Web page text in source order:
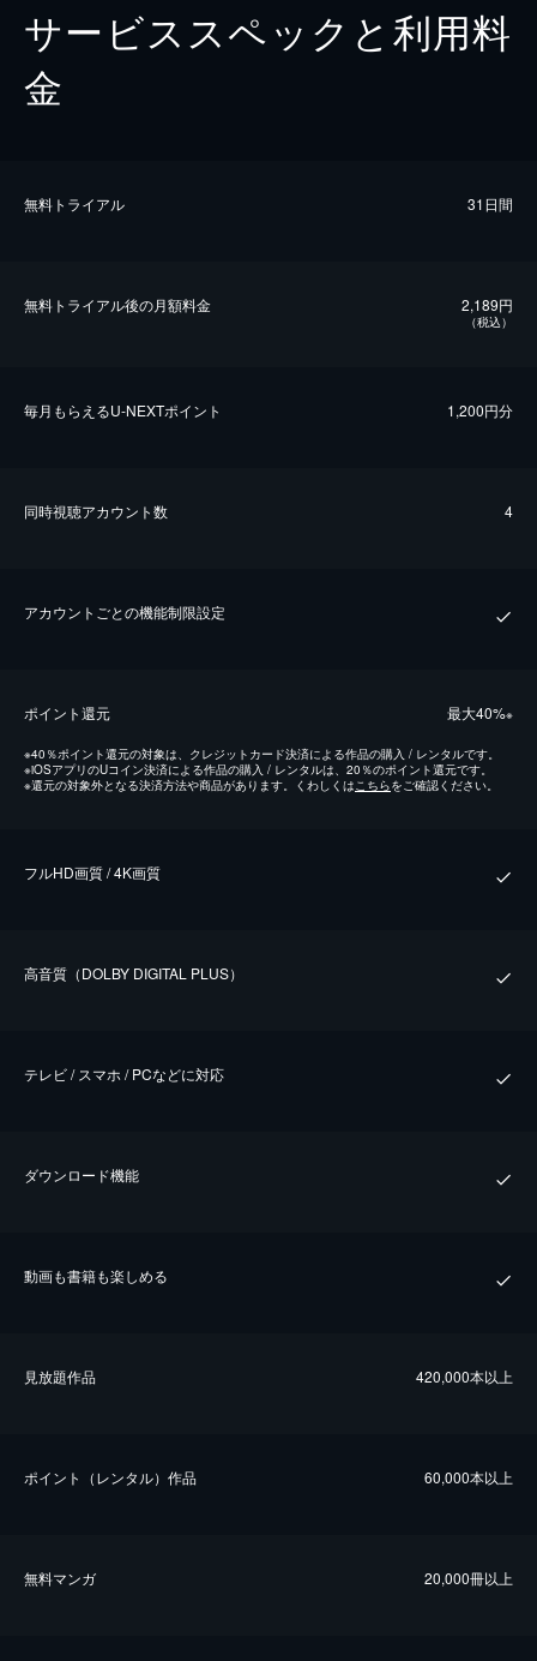
サービススペックと利用料
金
無料トライアル 31日間
無料トライアル後の⽉額料金 2,189円
（税込）
毎⽉もらえるU-NEXTポイント 1,200円分
同時視聴アカウント数 4
アカウントごとの機能制限設定
ポイント還元 最⼤40%※
※40％ポイント還元の対象は、クレジットカード決済による作品の購入 / レンタルです。
※iOSアプリのUコイン決済による作品の購入 / レンタルは、20％のポイント還元です。
※還元の対象外となる決済方法や商品があります。くわしくは こちらをご確認ください。
フルHD画質 / 4K画質
⾼⾳質（DOLBY DIGITAL PLUS）
テレビ / スマホ / PCなどに対応
ダウンロード機能
動画も書籍も楽しめる
⾒放題作品 420,000本以上
ポイント（レンタル）作品 60,000本以上
無料マンガ 20,000冊以上